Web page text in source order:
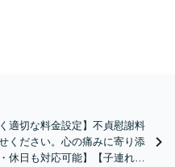
適切な料金設定】不貞慰謝料
ください。心の痛みに寄り添
休日も対応可能】【子連れ相